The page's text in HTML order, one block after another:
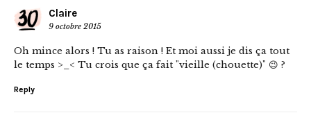
Claire
9 octobre 2015
Oh mince alors ! Tu as raison ! Et moi aussi je dis ça tout
le temps >_< Tu crois que ça fait "vieille (chouette)" 😉 ?
Reply